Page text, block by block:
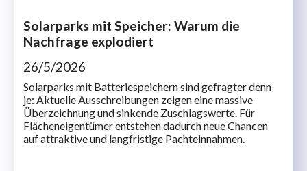
Solarparks mit Speicher: Warum die
Nachfrage explodiert
26/5/2026
Solarparks mit Batteriespeichern sind gefragter denn
je: Aktuelle Ausschreibungen zeigen eine massive
Überzeichnung und sinkende Zuschlagswerte. Für
Flächeneigentümer entstehen dadurch neue Chancen
auf attraktive und langfristige Pachteinnahmen.